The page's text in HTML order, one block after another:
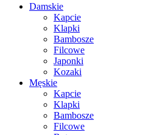
Damskie
Kapcie
Klapki
Bambosze
Filcowe
Japonki
Kozaki
Męskie
Kapcie
Klapki
Bambosze
Filcowe